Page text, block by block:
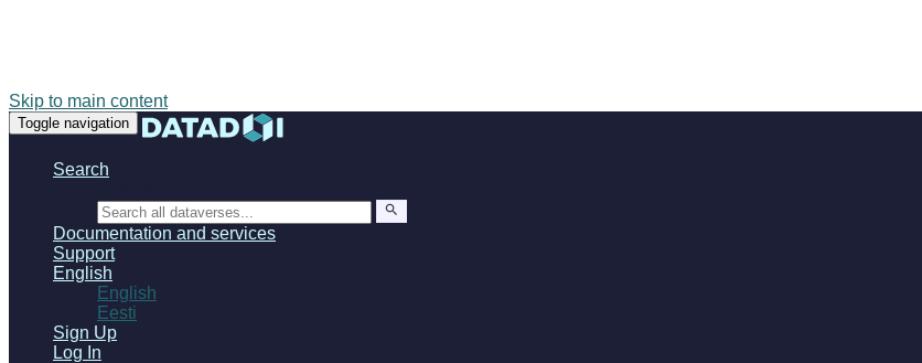
Skip to main content
Toggle navigation
Search
Documentation and services
Support
English
English
Eesti
Sign Up
Log In